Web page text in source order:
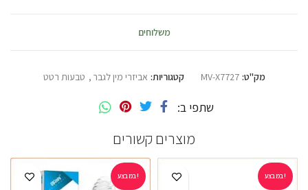
משלוחים
מק"ט: MV-X7727 קטגוריות: אביזרי מין לגבר , טבעות רטט
שתפי ב
מוצרים קשורים
במבצע! במבצע!